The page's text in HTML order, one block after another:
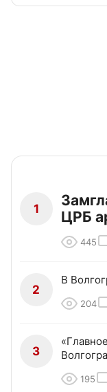
1
ЦРБ
445
2
В
204
3
195